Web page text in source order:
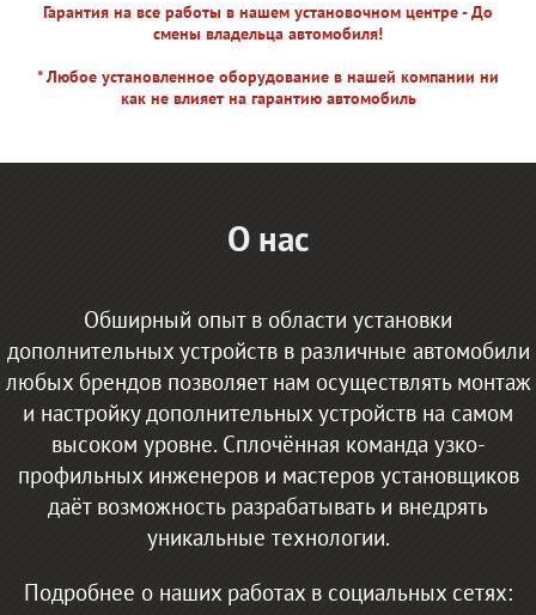
Гарантия на все работы в нашем установочном центре - До
смены владельца автомобиля!
* Любое установленное оборудование в нашей компании ни
как не влияет на гарантию автомобиль
О нас
Обширный опыт в области установки
дополнительных устройств в различные автомобили
любых брендов позволяет нам осуществлять монтаж
и настройку дополнительных устройств на самом
высоком уровне. Сплочённая команда узко-
профильных инженеров и мастеров установщиков
даёт возможность разрабатывать и внедрять
уникальные технологии.
Подробнее о наших работах в социальных сетях: